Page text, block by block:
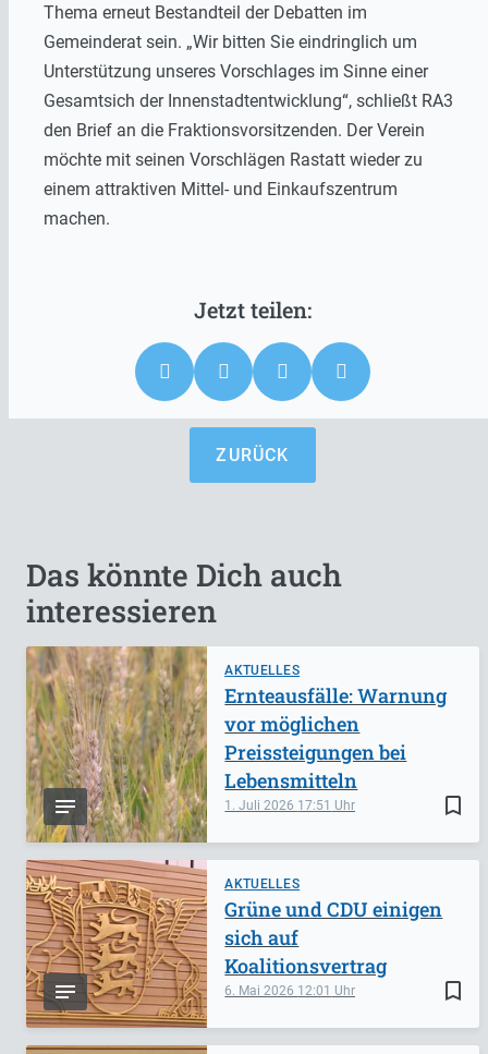
Thema erneut Bestandteil der Debatten im
Gemeinderat sein. „Wir bitten Sie eindringlich um
Unterstützung unseres Vorschlages im Sinne einer
Gesamtsich der Innenstadtentwicklung“, schließt RA3
den Brief an die Fraktionsvorsitzenden. Der Verein
möchte mit seinen Vorschlägen Rastatt wieder zu
einem attraktiven Mittel- und Einkaufszentrum
machen.
ZURÜCK
Das könnte Dich auch
interessieren
AKTUELLES
bookmark_border
1. Juli 2026 17:51
Ernteausfälle: Warnung
vor möglichen
Preissteigungen bei
Lebensmitteln
AKTUELLES
bookmark_border
6. Mai 2026 12:01
Grüne und CDU einigen
sich auf
Koalitionsvertrag